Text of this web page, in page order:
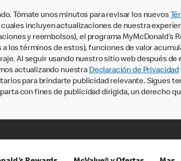
Tómate unos minutos para revisar los nuevos
incluyen actualizaciones de nuestra
y reembolsos), el programa MyMcDonald’s
los términos de estos), funciones de valor
Al seguir usando nuestro sitio web después
actualizando nuestra Declaración de Privacidad
para brindarte publicidad relevante. Sigues
con fines de publicidad dirigida, un derecho